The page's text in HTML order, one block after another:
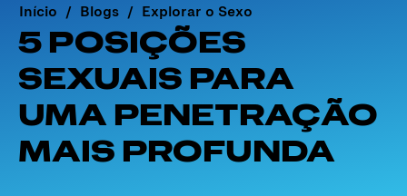
Início Blogs Explorar o Sexo
5 POSIÇÕES
SEXUAIS PARA
UMA PENETRAÇÃO
MAIS PROFUNDA